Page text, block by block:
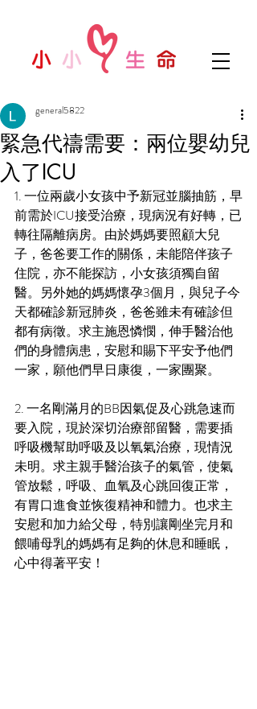
緊急代禱需要：兩位嬰幼兒
入了ICU
general5822
1. 一位兩歲小女孩中予新冠並腦抽筋，早
前需於ICU接受治療，現病況有好轉，已
轉往隔離病房。由於媽媽要照顧大兒
子，爸爸要工作的關係，未能陪伴孩子
住院，亦不能探訪，小女孩須獨自留
醫。另外她的媽媽懷孕3個月，與兒子今
天都確診新冠肺炎，爸爸雖未有確診但
都有病徵。求主施恩憐憫，伸手醫治他
們的身體病患，安慰和賜下平安予他們
一家，願他們早日康復，一家團聚。
2. 一名剛滿月的BB因氣促及心跳急速而
要入院，現於深切治療部留醫，需要插
呼吸機幫助呼吸及以氧氣治療，現情況
未明。求主親手醫治孩子的氣管，使氣
管放鬆，呼吸、血氧及心跳回復正常，
有胃口進食並恢復精神和體力。也求主
安慰和加力給父母，特別讓剛坐完月和
餵哺母乳的媽媽有足夠的休息和睡眠，
心中得著平安！